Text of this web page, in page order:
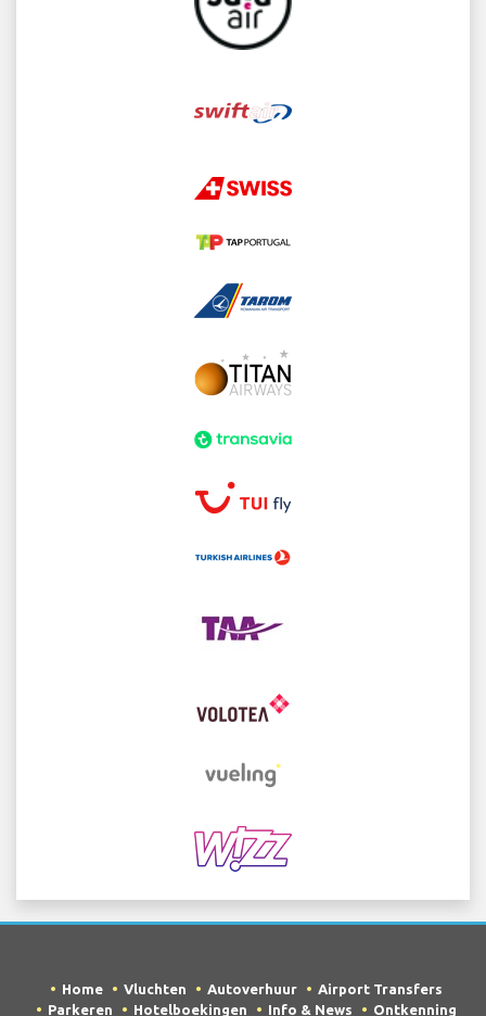
Home Vluchten Autoverhuur
Airport Transfers
Parkeren
Hotelboekingen Info & News Ontkenning